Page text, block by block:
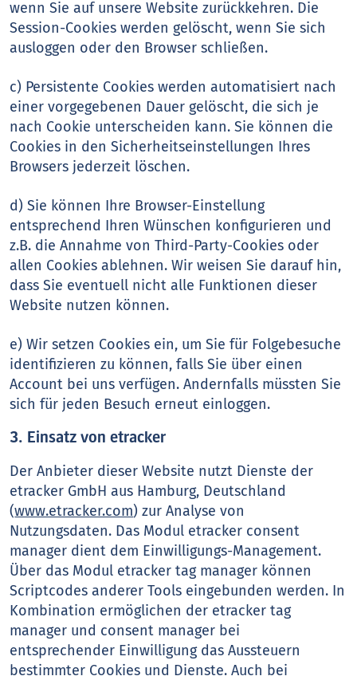
wenn Sie auf unsere Website zurückkehren. Die
Session-Cookies werden gelöscht, wenn Sie sich
ausloggen oder den Browser schließen.
c) Persistente Cookies werden automatisiert nach
einer vorgegebenen Dauer gelöscht, die sich je
nach Cookie unterscheiden kann. Sie können die
Cookies in den Sicherheitseinstellungen Ihres
Browsers jederzeit löschen.
d) Sie können Ihre Browser-Einstellung
entsprechend Ihren Wünschen konfigurieren und
z.B. die Annahme von Third-Party-Cookies oder
allen Cookies ablehnen. Wir weisen Sie darauf hin,
dass Sie eventuell nicht alle Funktionen dieser
Website nutzen können.
e) Wir setzen Cookies ein, um Sie für Folgebesuche
identifizieren zu können, falls Sie über einen
Account bei uns verfügen. Andernfalls müssten Sie
sich für jeden Besuch erneut einloggen.
3. Einsatz von etracker
Der Anbieter dieser Website nutzt Dienste der
etracker GmbH aus Hamburg, Deutschland
(www.etracker.com) zur Analyse von
Nutzungsdaten. Das Modul etracker consent
manager dient dem Einwilligungs-Management.
Über das Modul etracker tag manager können
Scriptcodes anderer Tools eingebunden werden. In
Kombination ermöglichen der etracker tag
manager und consent manager bei
entsprechender Einwilligung das Aussteuern
bestimmter Cookies und Dienste. Auch bei